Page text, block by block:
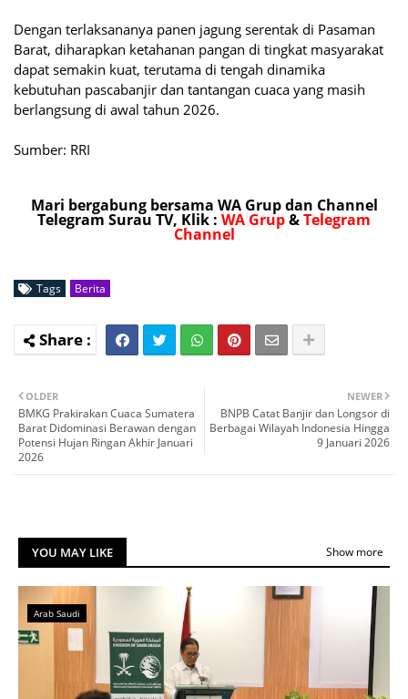
Dengan terlaksananya panen jagung serentak di Pasaman
Barat, diharapkan ketahanan pangan di tingkat masyarakat
dapat semakin kuat, terutama di tengah dinamika
kebutuhan pascabanjir dan tantangan cuaca yang masih
berlangsung di awal tahun 2026.
Sumber: RRI
Mari bergabung bersama WA Grup dan Channel
Telegram Surau TV, Klik : WA Grup&Telegram
Channel
Tags Berita
NEWER
BNPB Catat Banjir dan Longsor di
Berbagai Wilayah Indonesia Hingga
9 Januari 2026
OLDER
BMKG Prakirakan Cuaca Sumatera
Barat Didominasi Berawan dengan
Potensi Hujan Ringan Akhir Januari
2026
YOU MAY LIKE Show more
Arab Saudi